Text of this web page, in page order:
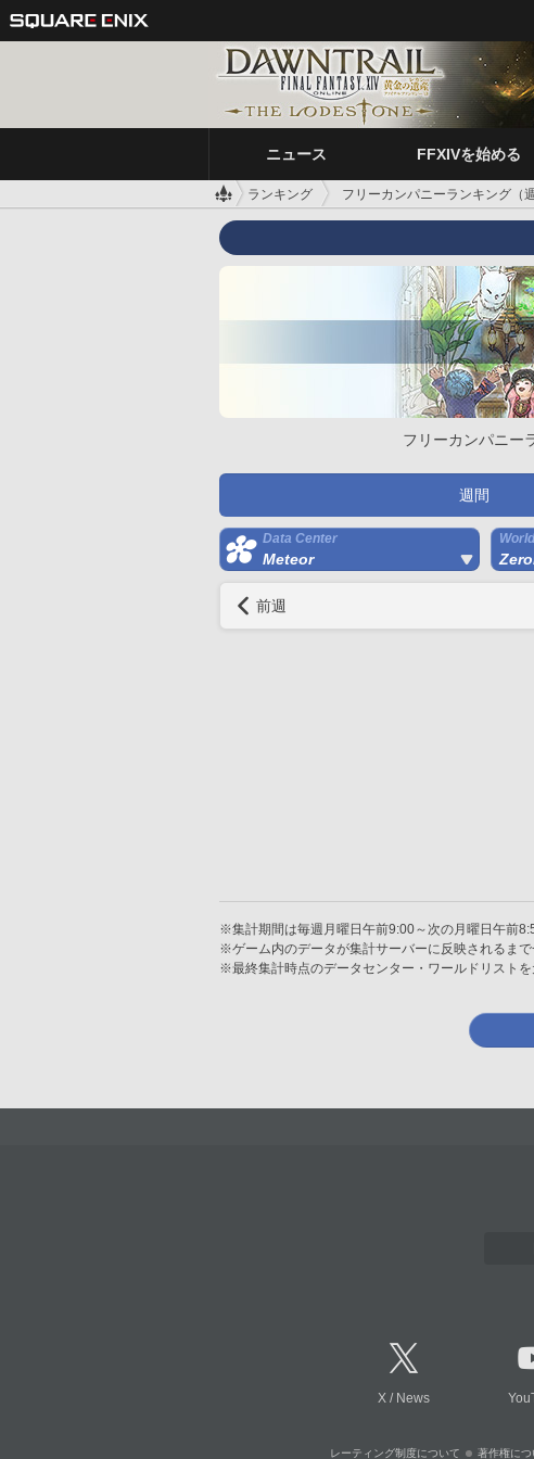
ニュース FFXIVを始める
ランキング フリーカンパニーランキング（週
フリーカンパニー
週間
Data Center
Meteor
World
前週
※集計期間は毎週月曜日午前9:00～次の月曜日午前
※ゲーム内のデータが集計サーバーに反映されるま
※最終集計時点のデータセンター・ワールドリストを
X / News
レーティング制度について 著作権につ